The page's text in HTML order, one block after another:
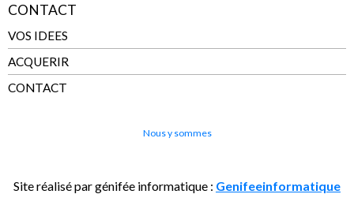
CONTACT
VOS IDEES
ACQUERIR
CONTACT
Nous y sommes
Site réalisé par génifée informatique : Genifeeinformatique